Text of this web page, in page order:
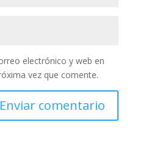
electrónico y web en
vez que comente.